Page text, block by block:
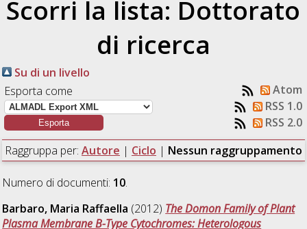
Scorri la lista: Dottorato
di ricerca
Su di un livello
Esporta come
Atom
RSS 1.0
RSS 2.0
Raggruppa per: Autore | Ciclo | Nessun raggruppamento
Numero di documenti: 10.
Barbaro, Maria Raffaella (2012) The Domon Family of Plant
Plasma Membrane B-Type Cytochromes: Heterologous